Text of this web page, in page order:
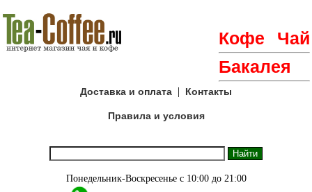
Кофе
Чай
Бакалея
Доставка и оплата | Контакты
Правила и условия
Понедельник-Воскресенье с 10:00 до 21:00